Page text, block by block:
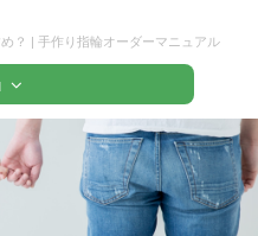
？ | 手作り指輪オーダーマニュアル